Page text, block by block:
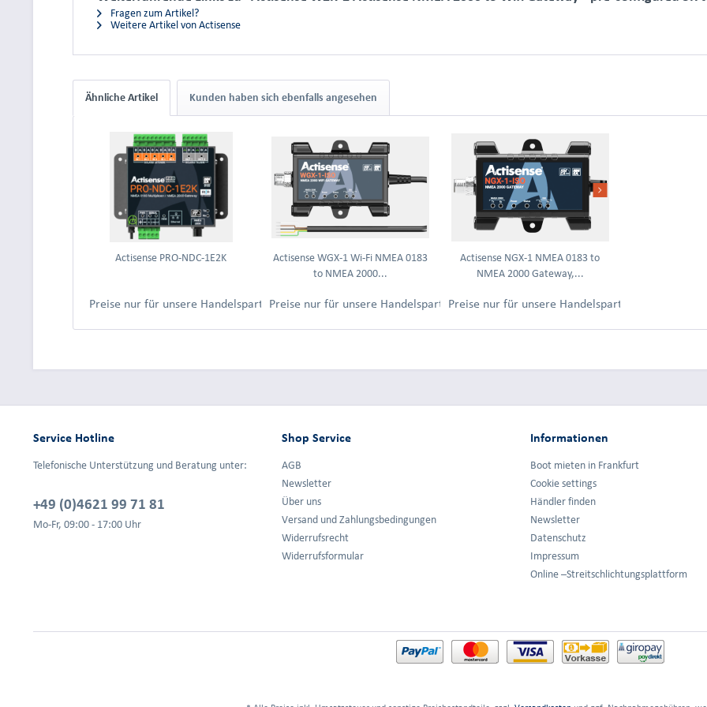
Fragen zum Artikel?
Weitere Artikel von Actisense
Ähnliche Artikel Kunden haben sich ebenfalls angesehen
Actisense PRO-NDC-1E2K
Preise nur für unsere Handelspartner nach Anmeldung.
Actisense WGX-1 Wi-Fi NMEA 0183
to NMEA 2000...
Preise nur für unsere Handelspartner nach Anmeldung.
Actisense NGX-1 NMEA 0183 to
NMEA 2000 Gateway,...
Preise nur für unsere Handelspartner nach
Service Hotline
Telefonische Unterstützung und Beratung unter:
+49 (0)4621 99 71 81
Mo-Fr, 09:00 - 17:00 Uhr
Shop Service
AGB
Newsletter
Über uns
Versand und Zahlungsbedingungen
Widerrufsrecht
Widerrufsformular
Informationen
Boot mieten in Frankfurt
Cookie settings
Händler finden
Newsletter
Datenschutz
Impressum
Online –Streitschlichtungsplattform